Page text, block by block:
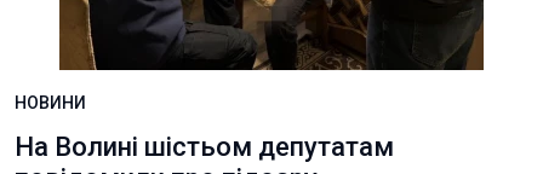
НОВИНИ
На Волині шістьом депутатам